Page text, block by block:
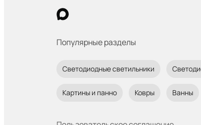
Популярные разделы
Светодиодные светильники
Картины и панно Ковры Ванны